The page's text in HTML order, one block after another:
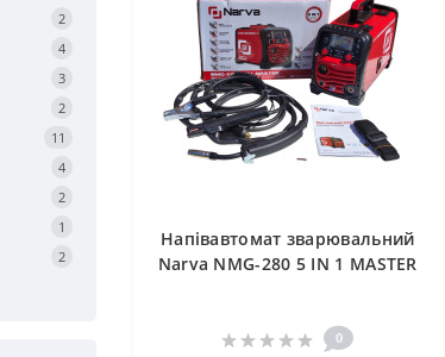
2
4
3
2
11
4
2
1
2
Напівавтомат зварювальний
Narva NMG-280 5 IN 1 MASTER
0